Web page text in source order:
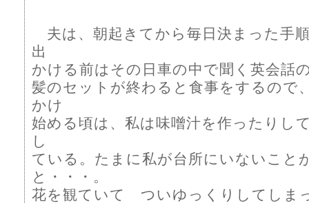
夫は、朝起きてから毎日決まった手
出
かける前はその日車の中で聞く英会話
髪のセットが終わると食事をするので
かけ
始める頃は、私は味噌汁を作ったりし
し
ている。たまに私が台所にいないこと
と・・・。
花を観ていて ついゆっくりしてしま